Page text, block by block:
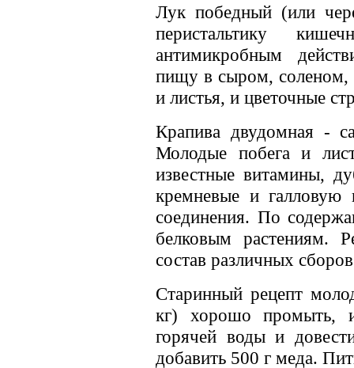
Лук победный (или
перистальтику
антимикробным
пищу в сыром, соленом,
и листья, и цветочные
Крапива двудомная -
Молодые побега и
известные витамины,
кремневые и галловую
соединения. По
белковым растениям.
состав различных
Старинный рецепт
кг) хорошо промыть,
горячей воды и
добавить 500 г меда.